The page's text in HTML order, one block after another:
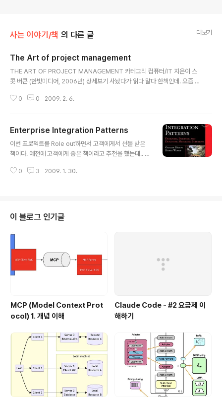
사는 이야기/책 의 다른 글 더보기
The Art of project management
THE ART OF PROJECT MANAGEMENT 카테고리 컴퓨터/IT 지은이 스
콧 버쿤 (한빛미디어, 2006년) 상세보기 사놨다가 읽다 말다 한책인데. 요즘 S
꼭 읽어봐야 할 책인데. 재미있는 것중 하나가. AGILE 방법론에 대한 책이 아님
하기 쉽고 직관적이랄까?
0 0 2009. 2. 6.
Enterprise Integration Patterns
이번 프로젝트를 Role out하면서 고객에게서 선물 받은
책이다. 예전에 고객에게 좋은 책이라고 추천을 했는데.. 비
해주셨다. 그간 받은 선물중에서 최고인듯... Star bucks
되는 책이다. 두꺼워서 부담은 되기는 하는데... 시간이 걸
리더라도 꼭 다 읽어봐야겠다. 특히 Enterprise Archite
cture에서는 Message exchange pattern이 매우 중
쳐가 존재하기..
0 3 2009. 1. 30.
이 블로그 인기글
MCP (Model Context Prot
ocol) 1. 개념 이해
Claude Code - #2 요금제 이
해하기